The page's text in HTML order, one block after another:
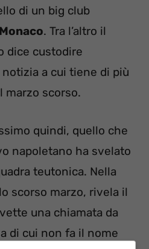
di un big club
. Tra l’altro il
dice custodire
a cui tiene di più
marzo scorso.
quindi, quello che
napoletano ha svelato
teutonica. Nella
scorso marzo, rivela il
una chiamata da
di cui non fa il nome